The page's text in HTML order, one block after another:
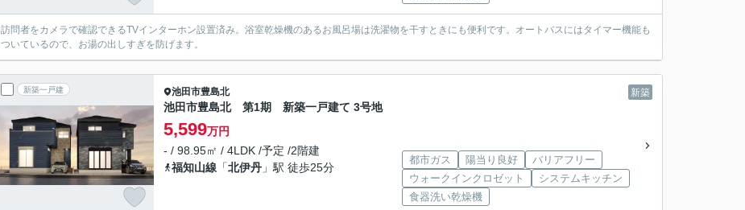
訪問者をカメラで確認できるTVインターホン設置済み。浴室乾燥機のあるお風呂場は洗濯物を干すときにも便利です。オートバスにはタイマー機能も
ついているので、お湯の出しすぎを防げます。
新築一戸建 新築
池田市豊島北
池田市豊島北 第1期 新築一戸建て 3号地
5,599万円
- / 98.95㎡ / 4LDK /予定 /2階建
福知山線 「北伊丹 」駅 徒歩25分
都市ガス 陽当り良好
バリアフリー
ウォークインクロゼット
システムキッチン
食器洗い乾燥機